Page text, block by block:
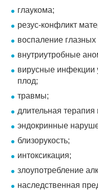
глаукома;
резус-конфликт
воспаление глазных
внутриутробные
вирусные
плод;
травмы;
длительная терапия
эндокринные
близорукость;
интоксикация;
злоупотребление
наследственная